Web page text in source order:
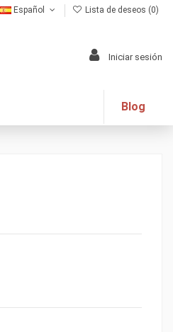
Español Lista de deseos (0)
Iniciar sesión
Blog